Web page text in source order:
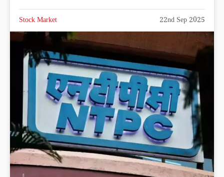
Stock Market 22nd Sep 2025